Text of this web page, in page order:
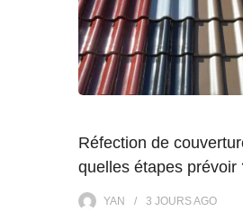
Réfection de
quelles étapes prévoir
YAN 3 JOURSAGO